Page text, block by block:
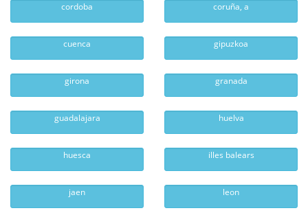
cordoba coruña, a
cuenca gipuzkoa
girona granada
guadalajara huelva
huesca illes balears
jaen leon